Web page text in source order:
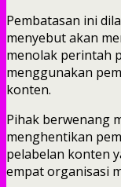
Pembatasan ini
menyebut akan
menolak perintah
menggunakan
konten.
Pihak berwenang
menghentikan
pelabelan konten
empat organisasi